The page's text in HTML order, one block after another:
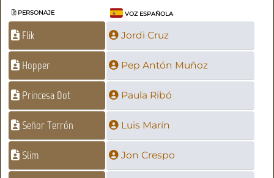
PERSONAJE VOZ ESPAÑOLA
Flik Jordi Cruz
Hopper Pep Antón Muñoz
Princesa Dot Paula Ribó
Señor Terrón Luis Marín
Slim Jon Crespo